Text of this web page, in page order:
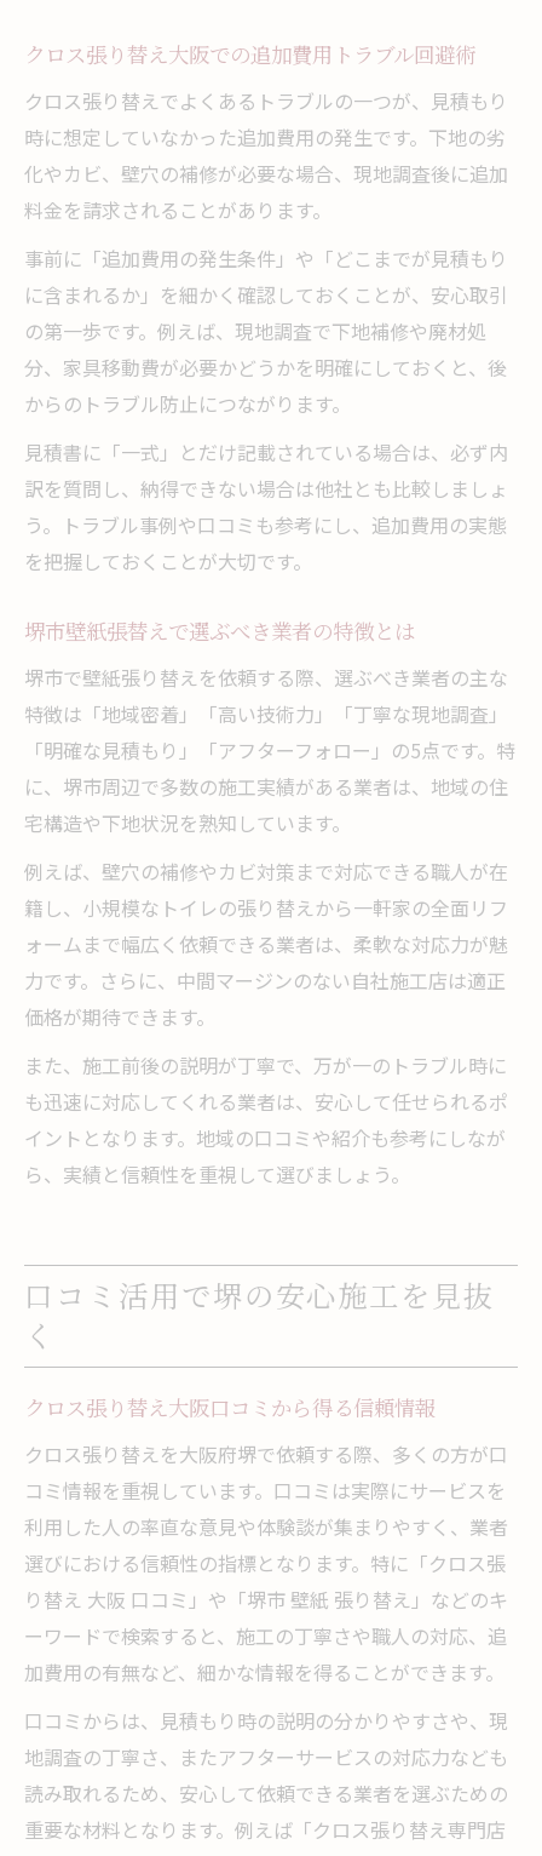
クロス張り替え大阪での追加費用トラブル回避術
クロス張り替えでよくあるトラブルの一つが、見積もり
時に想定していなかった追加費用の発生です。下地の劣
化やカビ、壁穴の補修が必要な場合、現地調査後に追加
料金を請求されることがあります。
事前に「追加費用の発生条件」や「どこまでが見積もり
に含まれるか」を細かく確認しておくことが、安心取引
の第一歩です。例えば、現地調査で下地補修や廃材処
分、家具移動費が必要かどうかを明確にしておくと、後
からのトラブル防止につながります。
見積書に「一式」とだけ記載されている場合は、必ず内
訳を質問し、納得できない場合は他社とも比較しましょ
う。トラブル事例や口コミも参考にし、追加費用の実態
を把握しておくことが大切です。
堺市壁紙張替えで選ぶべき業者の特徴とは
堺市で壁紙張り替えを依頼する際、選ぶべき業者の主な
特徴は「地域密着」「高い技術力」「丁寧な現地調査」
「明確な見積もり」「アフターフォロー」の5点です。特
に、堺市周辺で多数の施工実績がある業者は、地域の住
宅構造や下地状況を熟知しています。
例えば、壁穴の補修やカビ対策まで対応できる職人が在
籍し、小規模なトイレの張り替えから一軒家の全面リフ
ォームまで幅広く依頼できる業者は、柔軟な対応力が魅
力です。さらに、中間マージンのない自社施工店は適正
価格が期待できます。
また、施工前後の説明が丁寧で、万が一のトラブル時に
も迅速に対応してくれる業者は、安心して任せられるポ
イントとなります。地域の口コミや紹介も参考にしなが
ら、実績と信頼性を重視して選びましょう。
口コミ活用で堺の安心施工を見抜
く
クロス張り替え大阪口コミから得る信頼情報
クロス張り替えを大阪府堺で依頼する際、多くの方が口
コミ情報を重視しています。口コミは実際にサービスを
利用した人の率直な意見や体験談が集まりやすく、業者
選びにおける信頼性の指標となります。特に「クロス張
り替え 大阪 口コミ」や「堺市 壁紙 張り替え」などのキ
ーワードで検索すると、施工の丁寧さや職人の対応、追
加費用の有無など、細かな情報を得ることができます。
口コミからは、見積もり時の説明の分かりやすさや、現
地調査の丁寧さ、またアフターサービスの対応力なども
読み取れるため、安心して依頼できる業者を選ぶための
重要な材料となります。例えば「クロス張り替え専門店